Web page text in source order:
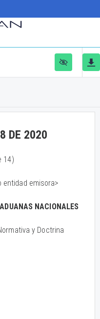
DE 2020
14)
entidad emisora>
NACIONALES
y Doctrina